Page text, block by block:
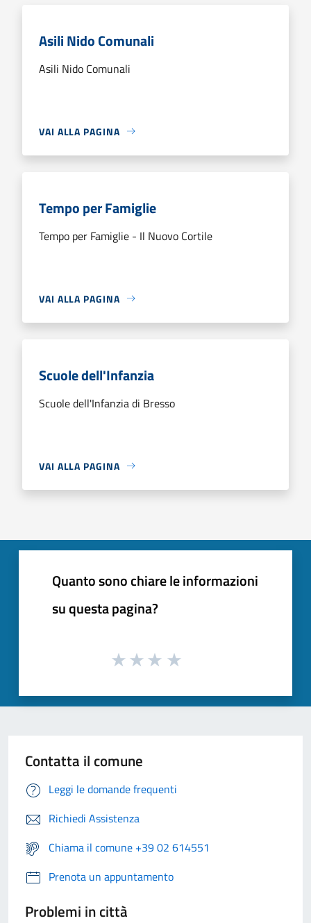
Asili Nido Comunali
Asili Nido Comunali
VAI ALLA PAGINA
Tempo per Famiglie
Tempo per Famiglie - Il Nuovo Cortile
VAI ALLA PAGINA
Scuole dell'Infanzia
Scuole dell'Infanzia di Bresso
VAI ALLA PAGINA
Quanto sono chiare le informazioni
su questa pagina?
Contatta il comune
Leggi le domande frequenti
Richiedi Assistenza
Chiama il comune +39 02 614551
Prenota un appuntamento
Problemi in città